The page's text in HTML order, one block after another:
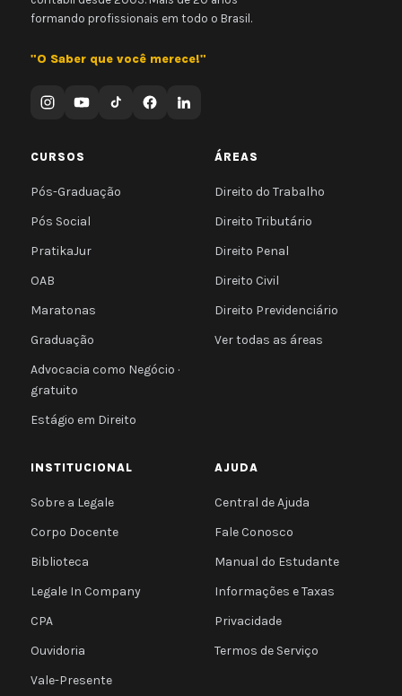
formando profissionais em todo o Brasil.
"O Saber que você merece!"
CURSOS
Pós-Graduação
Pós Social
PratikaJur
OAB
Maratonas
Graduação
Advocacia como Negócio ·
gratuito
Estágio em Direito
ÁREAS
Direito do Trabalho
Direito Tributário
Direito Penal
Direito Civil
Direito Previdenciário
Ver todas as áreas
INSTITUCIONAL
Sobre a Legale
Corpo Docente
Biblioteca
Legale In Company
CPA
Ouvidoria
Vale-Presente
AJUDA
Central de Ajuda
Fale Conosco
Manual do Estudante
Informações e Taxas
Privacidade
Termos de Serviço